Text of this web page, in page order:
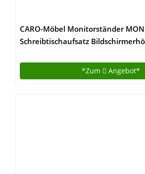
CARO-Möbel Monitorständer
Schreibtischaufsatz
*Zum Angebot*